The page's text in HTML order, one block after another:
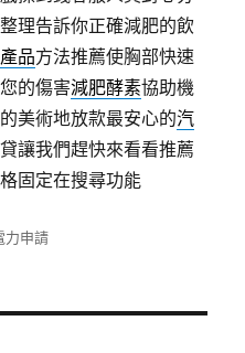
整理告訴你正確減肥的飲
品方法推薦使胸部快速
的傷害減肥酵素協助機
美術地放款最安心的汽
讓我們趕快來看看推薦
固定在搜尋功能
力申請